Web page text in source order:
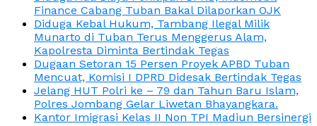
Finance Cabang Tuban Bakal Dilaporkan OJK
Diduga Kebal Hukum, Tambang Ilegal Milik
Munarto di Tuban Terus Menggerus Alam,
Kapolresta Diminta Bertindak Tegas
Dugaan Setoran 15 Persen Proyek APBD Tuban
Mencuat, Komisi I DPRD Didesak Bertindak Tegas
Jelang HUT Polri ke – 79 dan Tahun Baru Islam,
Polres Jombang Gelar Liwetan Bhayangkara.
Kantor Imigrasi Kelas II Non TPI Madiun Bersinergi